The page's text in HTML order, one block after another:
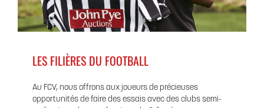
LES FILIÈRES DU FOOTBALL
Au FCV, nous offrons aux joueurs de précieuses
opportunités de faire des essais avec des clubs semi-